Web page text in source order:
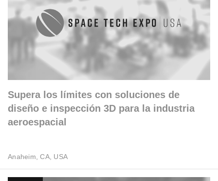
Supera los límites con soluciones de
diseño e inspección 3D para la industria
aeroespacial
Anaheim, CA, USA